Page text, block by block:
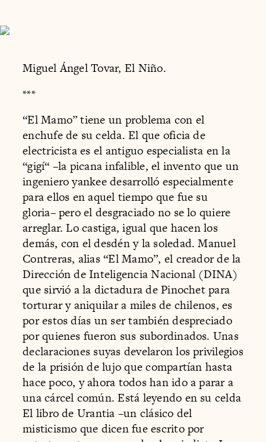
Miguel Ángel Tovar, El Niño.
***
“El Mamo” tiene un problema con el
enchufe de su celda. El que oficia de
electricista es el antiguo especialista en la
“gigí“ –la picana infalible, el invento que un
ingeniero yankee desarrolló especialmente
para ellos en aquel tiempo que fue su
gloria– pero el desgraciado no se lo quiere
arreglar. Lo castiga, igual que hacen los
demás, con el desdén y la soledad. Manuel
Contreras, alias “El Mamo”, el creador de la
Dirección de Inteligencia Nacional (DINA)
que sirvió a la dictadura de Pinochet para
torturar y aniquilar a miles de chilenos, es
por estos días un ser también despreciado
por quienes fueron sus subordinados. Unas
declaraciones suyas develaron los privilegios
de la prisión de lujo que compartían hasta
hace poco, y ahora todos han ido a parar a
una cárcel común. Está leyendo en su celda
El libro de Urantia –un clásico del
misticismo que dicen fue escrito por